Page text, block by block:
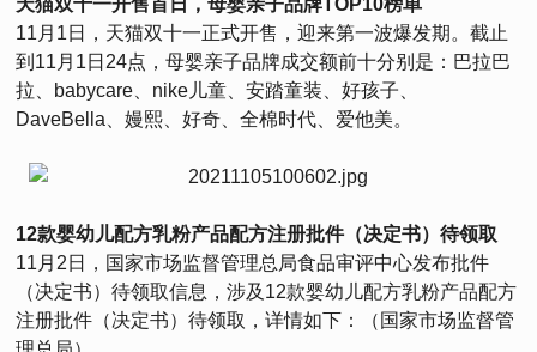
天猫双十一开售首日，母婴亲子品牌TOP10榜单
11月1日，天猫双十一正式开售，迎来第一波爆发期。截止
到11月1日24点，母婴亲子品牌成交额前十分别是：巴拉巴
拉、babycare、nike儿童、安踏童装、好孩子、
DaveBella、嫚熙、好奇、全棉时代、爱他美。
12款婴幼儿配方乳粉产品配方注册批件（决定书）待领取
11月2日，国家市场监督管理总局食品审评中心发布批件
（决定书）待领取信息，涉及12款婴幼儿配方乳粉产品配方
注册批件（决定书）待领取，详情如下：（国家市场监督管